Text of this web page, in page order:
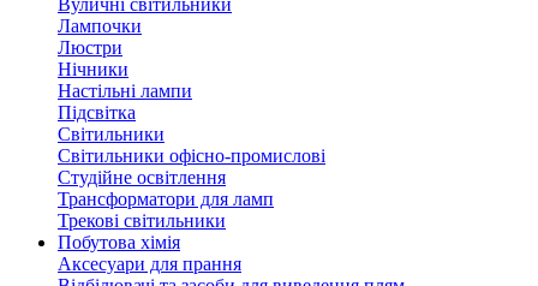
Вуличні світильники
Лампочки
Люстри
Нічники
Настільні лампи
Підсвітка
Світильники
Світильники офісно-промислові
Студійне освітлення
Трансформатори для ламп
Трекові світильники
Побутова хімія
Аксесуари для прання